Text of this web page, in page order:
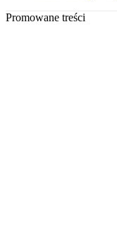
Promowane treści